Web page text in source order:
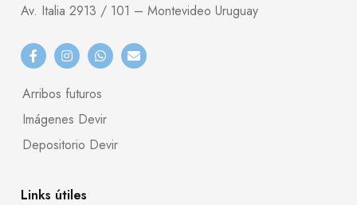
Av. Italia 2913 / 101 – Montevideo Uruguay
Arribos futuros
Imágenes Devir
Depositorio Devir
Links útiles